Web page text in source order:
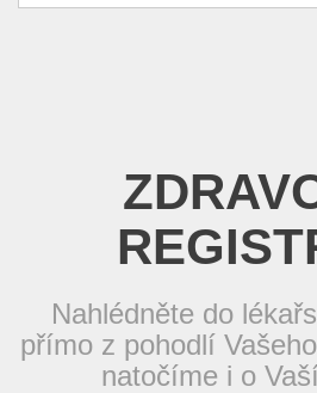
Nahlédněte do
přímo z pohodlí
natočíme i o